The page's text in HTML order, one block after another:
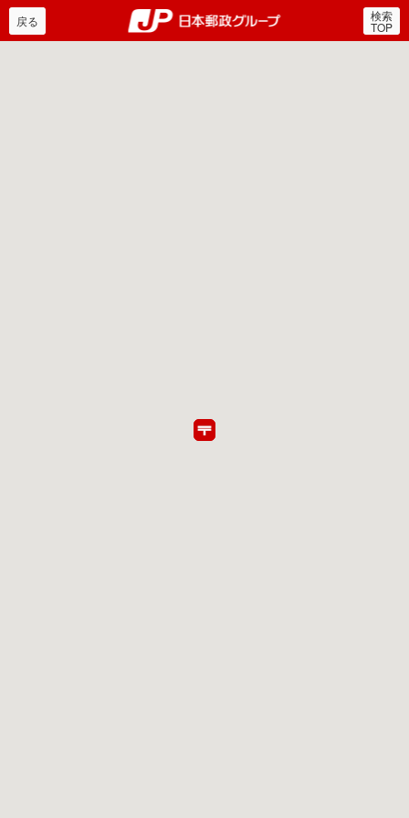
郵便局・日本郵政グルー
戻る 検索
TOP